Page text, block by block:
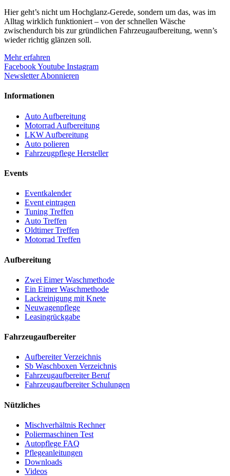
Hier geht’s nicht um Hochglanz-Gerede, sondern um das, was im
Alltag wirklich funktioniert – von der schnellen Wäsche
zwischendurch bis zur gründlichen Fahrzeugaufbereitung, wenn’s
wieder richtig glänzen soll.
Mehr erfahren
FacebookYoutube Instagram
Newsletter Abonnieren
Informationen
Auto Aufbereitung
Motorrad Aufbereitung
LKW Aufbereitung
Auto polieren
Fahrzeugpflege Hersteller
Events
Eventkalender
Event eintragen
Tuning Treffen
Auto Treffen
Oldtimer Treffen
Motorrad Treffen
Aufbereitung
Zwei Eimer Waschmethode
Ein Eimer Waschmethode
Lackreinigung mit Knete
Neuwagenpflege
Leasingrückgabe
Fahrzeugaufbereiter
Aufbereiter Verzeichnis
Sb Waschboxen Verzeichnis
Fahrzeugaufbereiter Beruf
Fahrzeugaufbereiter Schulungen
Nützliches
Mischverhältnis Rechner
Poliermaschinen Test
Autopflege FAQ
Pflegeanleitungen
Downloads
Videos